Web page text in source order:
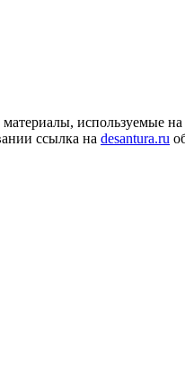
используемые
ссылка на desantura.ru